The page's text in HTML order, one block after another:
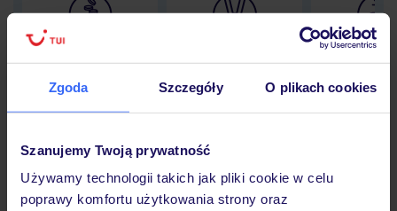
Zgoda Szczegóły O plikach cookies
Szanujemy Twoją prywatność
Używamy technologii takich jak pliki cookie w celu
poprawy komfortu użytkowania strony oraz
Lider niskich cen 30 lat w
Hotel